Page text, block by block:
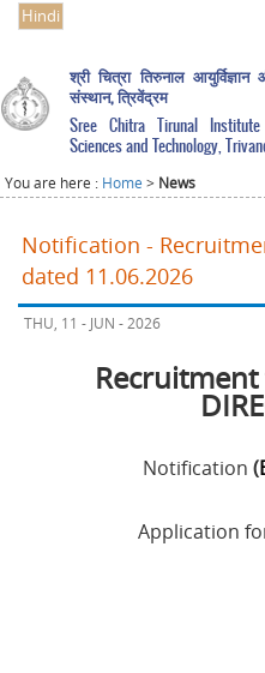
Hindi
श्री चित्रा तिरुनाल आयुर्विज्ञान
संस्थान, त्रिवेंद्रम
Sree Chitra Tirunal
Sciences and Technology,
You are here : Home > News
Notification -
dated 11.06.2026
THU, 11 - JUN - 2026
Notification (
Application